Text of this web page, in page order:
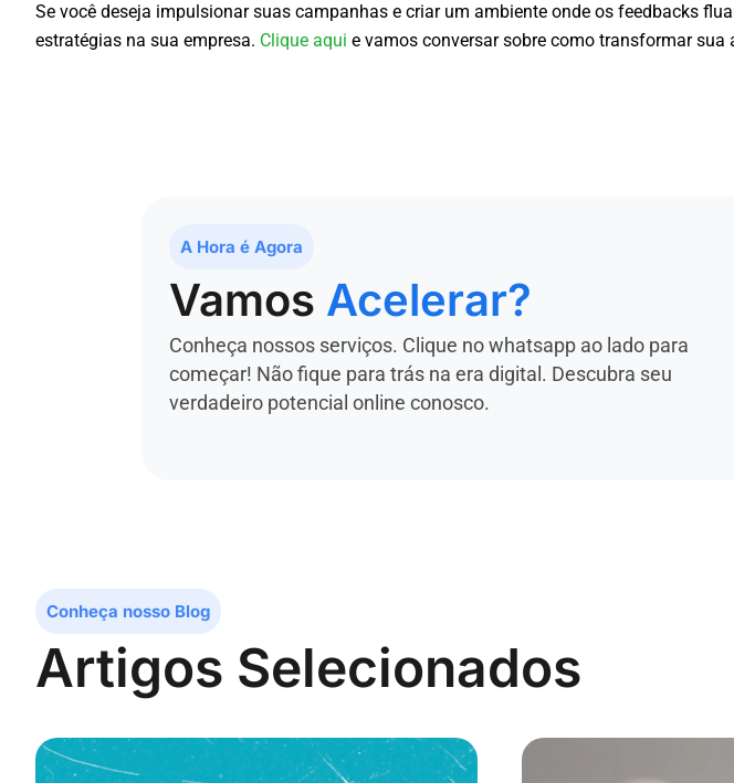
Se você deseja impulsionar suas campanhas e criar um ambiente onde os feedbacks
estratégias na sua empresa. Clique aqui e vamos conversar sobre como transformar
A Hora é Agora
Vamos Acelerar?
Conheça nossos serviços. Clique no whatsapp ao lado para
começar! Não fique para trás na era digital. Descubra seu
verdadeiro potencial online conosco.
Conheça nosso Blog
Artigos Selecionados